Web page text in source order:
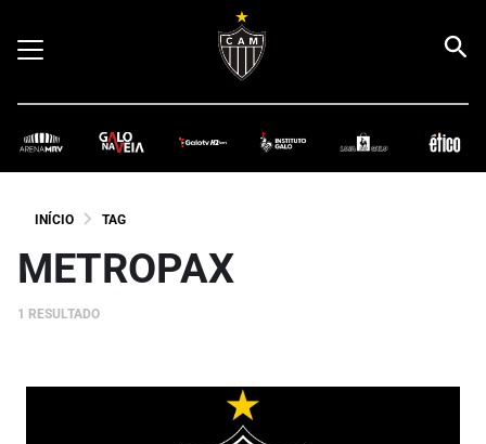
INÍCIO TAG
METROPAX
1 RESULTADO